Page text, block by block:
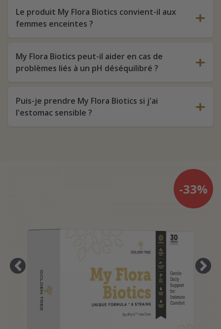
Le produit My Flora Biotics convient-il aux
femmes enceintes ?
My Flora Biotics peut-il aider en cas de
problèmes liés à un pH déséquilibré ?
Puis-je prendre My Flora Biotics si j'ai
l'estomac sensible ?
-33%